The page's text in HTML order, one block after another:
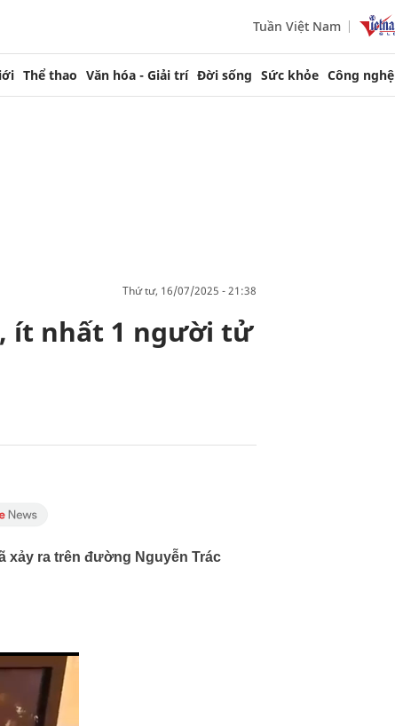
Tuần Việt Nam
Thể thao Văn hóa - Giải trí Đời sống Sức khỏe Công nghệ
thứ tư, 16/07/2025 - 21:38
ít nhất 1 người tử
xảy ra trên đường Nguyễn Trác